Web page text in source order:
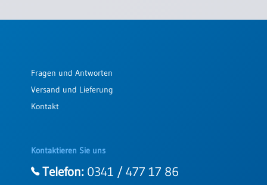
Fragen und Antworten
Versand und Lieferung
Kontakt
Kontaktieren Sie uns
Telefon: 0341 / 477 17 86